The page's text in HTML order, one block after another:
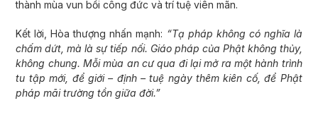
thành mùa vun bồi công đức và trí tuệ viên mãn.
Kết lời, Hòa thượng nhấn mạnh: “Tạ pháp không có nghĩa là
chấm dứt, mà là sự tiếp nối. Giáo pháp của Phật không thủy,
không chung. Mỗi mùa an cư qua đi lại mở ra một hành trình
tu tập mới, để giới – định – tuệ ngày thêm kiên cố, để Phật
pháp mãi trường tồn giữa đời.”